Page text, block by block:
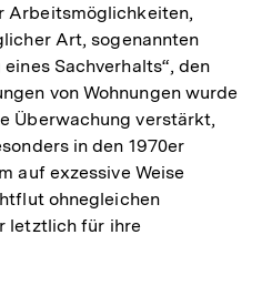
Fußnote
Arbeitsmöglichkeiten,
Art, sogenannten
Sachverhalts“, den
von Wohnungen wurde
Überwachung verstärkt,
in den 1970er
auf exzessive Weise
ohnegleichen
letztlich für ihre